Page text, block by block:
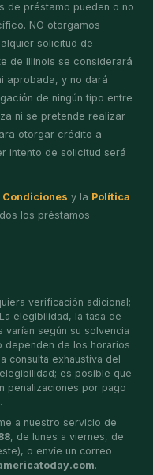
de préstamo pueden o no
NO otorgamos
solicitud de
de Illinois se considerará
aprobada, y no dará
de ningún tipo entre
ni se pretende realizar
otorgar crédito a
intento de solicitud será
Condiciones y la Política
los préstamos
verificación adicional;
elegibilidad, la tasa de
varían según su solvencia
dependen de los horarios
consulta exhaustiva del
es posible que
penalizaciones por pago
a nuestro servicio de
, de lunes a viernes, de
o envíe un correo
.